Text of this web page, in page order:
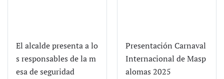
El alcalde presenta a lo
s responsables de la m
esa de seguridad
Presentación Carnaval
Internacional de Masp
alomas 2025